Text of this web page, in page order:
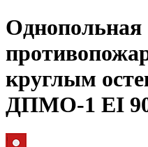
Однопольная
круглым
ДПМО-1 EI